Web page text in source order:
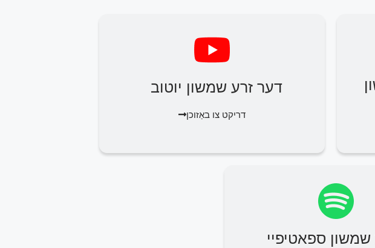
דער זרע שמשון יוטוב
דריקט צו באַזוכן
שמשון ספאטיפיי